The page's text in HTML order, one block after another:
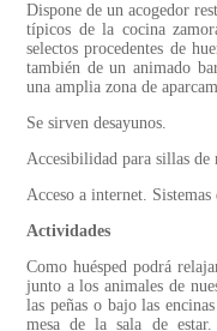
Dispone de un acogedor
típicos de la cocina
selectos procedentes de
también de un animado
una amplia zona de
Se sirven desayunos.
Accesibilidad para sillas de
Acceso a internet. Sistemas
Actividades
Como huésped podrá
junto a los animales de
las peñas o bajo las
mesa de la sala de